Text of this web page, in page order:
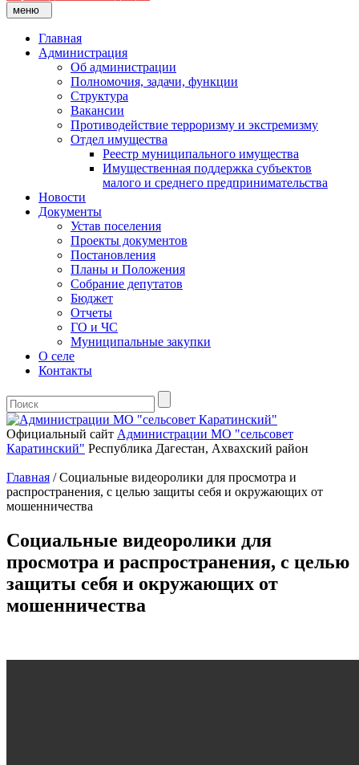
меню
Главная
Администрация
Об администрации
Полномочия, задачи, функции
Структура
Вакансии
Противодействие терроризму и экстремизму
Отдел имущества
Реестр муниципального имущества
Имущественная поддержка субъектов
малого и среднего предпринимательства
Новости
Документы
Устав поселения
Проекты документов
Постановления
Планы и Положения
Собрание депутатов
Бюджет
Отчеты
ГО и ЧС
Муниципальные закупки
О селе
Контакты
Официальный сайт Администрации МО "сельсовет
Каратинский" Республика Дагестан, Ахвахский район
Главная /Социальные видеоролики для просмотра и
распространения, с целью защиты себя и окружающих от
мошенничества
Социальные видеоролики для
просмотра и распространения, с целью
защиты себя и окружающих от
мошенничества